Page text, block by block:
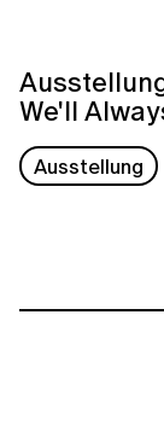
We'll
Ausstellung